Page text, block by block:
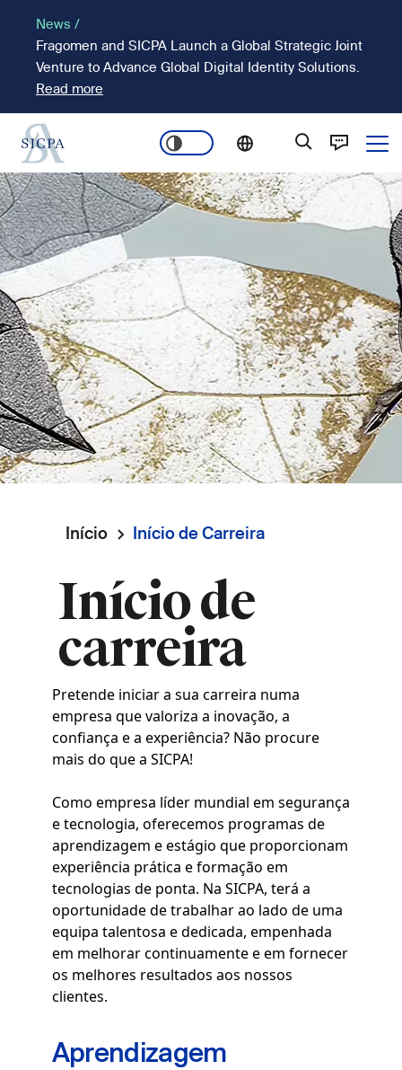
conteúdo
principal
News /
Fragomen and SICPA Launch a Global Strategic Joint
Venture to Advance Global Digital Identity Solutions.
Read more
Main
navigation
Imagem
Navegação
estrutural
Início Início de Carreira
Início de
carreira
Pretende iniciar a sua carreira numa
empresa que valoriza a inovação, a
confiança e a experiência? Não procure
mais do que a SICPA!
Como empresa líder mundial em segurança
e tecnologia, oferecemos programas de
aprendizagem e estágio que proporcionam
experiência prática e formação em
tecnologias de ponta. Na SICPA, terá a
oportunidade de trabalhar ao lado de uma
equipa talentosa e dedicada, empenhada
em melhorar continuamente e em fornecer
os melhores resultados aos nossos
clientes.
Aprendizagem